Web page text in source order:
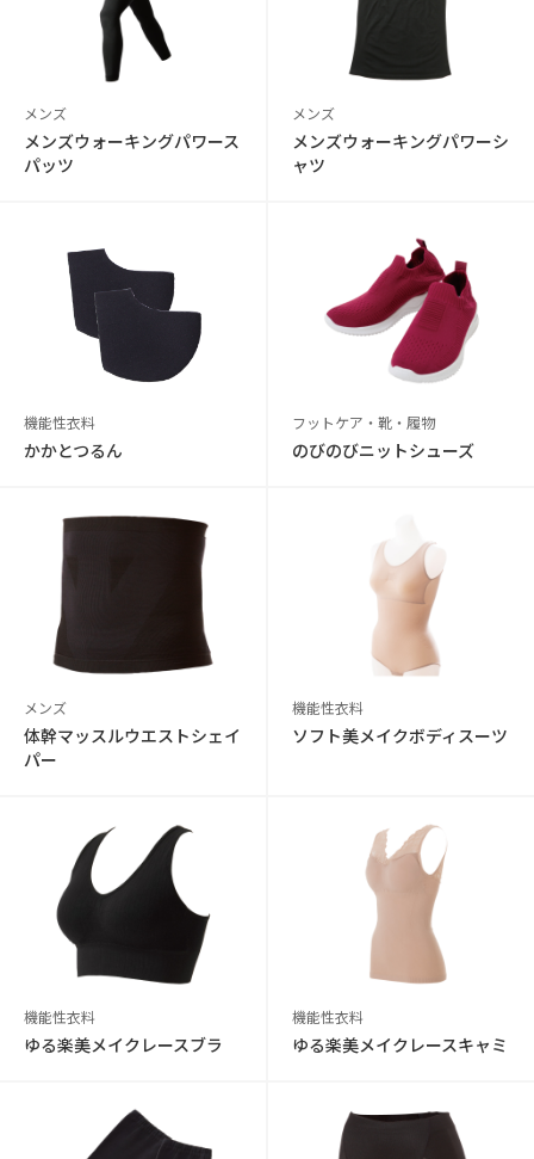
メンズ
メンズウォーキングパワース
パッツ
メンズ
メンズウォーキングパワーシ
ャツ
機能性衣料
かかとつるん
フットケア・靴・履物
のびのびニットシューズ
メンズ
体幹マッスルウエストシェイ
パー
機能性衣料
ソフト美メイクボディスーツ
機能性衣料
ゆる楽美メイクレースブラ
機能性衣料
ゆる楽美メイクレースキャミ